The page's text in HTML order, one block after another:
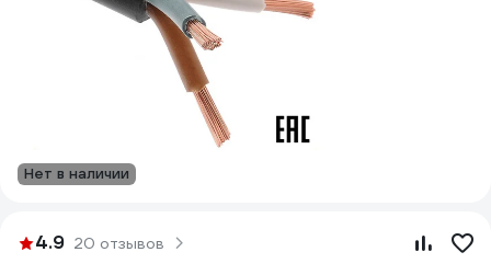
Нет в наличии
4.9 20 отзывов